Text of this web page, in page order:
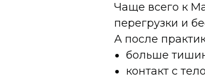
Чаще всего к
перегрузки и
А после
больше
контакт с